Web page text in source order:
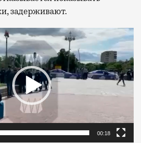
задерживают.
00:18